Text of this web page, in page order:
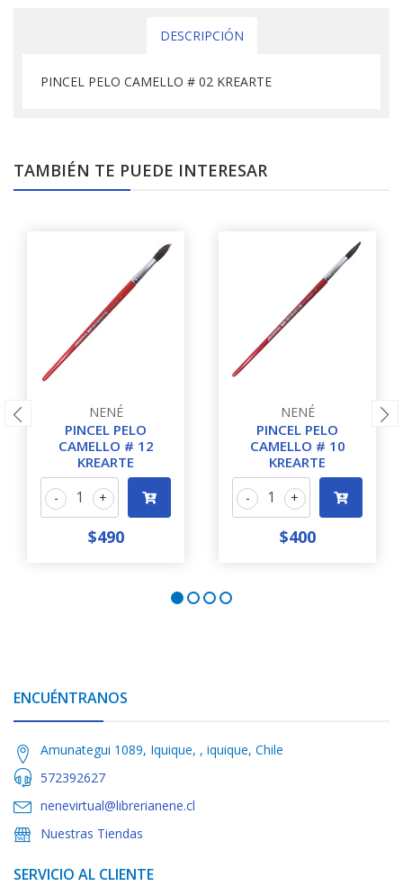
DESCRIPCIÓN
PINCEL PELO CAMELLO # 02 KREARTE
TAMBIÉN TE PUEDE INTERESAR
NENÉ
PINCEL PELO
CAMELLO # 12
KREARTE
+
-
$490
NENÉ
PINCEL PELO
CAMELLO # 10
KREARTE
+
-
$400
ENCUÉNTRANOS
Amunategui 1089, Iquique, , iquique, Chile
572392627
nenevirtual@librerianene.cl
Nuestras Tiendas
SERVICIO AL CLIENTE